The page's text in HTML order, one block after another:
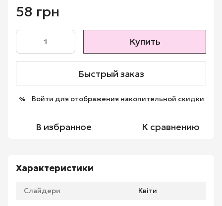
58 грн
Купить
Быстрый заказ
% Войти для отображения накопительной скидки
В избранное К сравнению
Характеристики
Слайдери Квіти